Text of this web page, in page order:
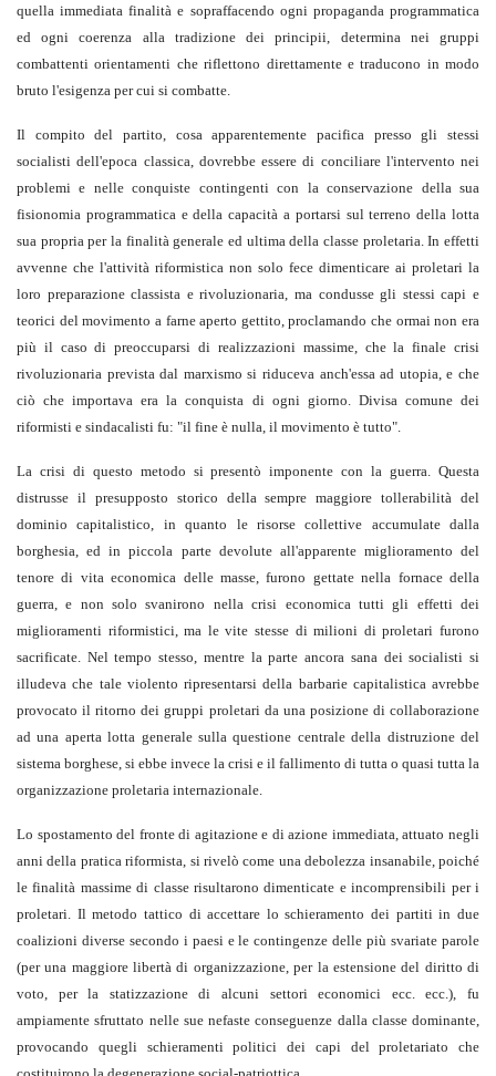
quella immediata finalità e sopraffacendo ogni propaganda programmatica
ed ogni coerenza alla tradizione dei principii, determina nei gruppi
combattenti orientamenti che riflettono direttamente e traducono in modo
bruto l'esigenza per cui si combatte.
Il compito del partito, cosa apparentemente pacifica presso gli stessi
socialisti dell'epoca classica, dovrebbe essere di conciliare l'intervento nei
problemi e nelle conquiste contingenti con la conservazione della sua
fisionomia programmatica e della capacità a portarsi sul terreno della lotta
sua propria per la finalità generale ed ultima della classe proletaria. In effetti
avvenne che l'attività riformistica non solo fece dimenticare ai proletari la
loro preparazione classista e rivoluzionaria, ma condusse gli stessi capi e
teorici del movimento a farne aperto gettito, proclamando che ormai non era
più il caso di preoccuparsi di realizzazioni massime, che la finale crisi
rivoluzionaria prevista dal marxismo si riduceva anch'essa ad utopia, e che
ciò che importava era la conquista di ogni giorno. Divisa comune dei
riformisti e sindacalisti fu: "il fine è nulla, il movimento è tutto".
La crisi di questo metodo si presentò imponente con la guerra. Questa
distrusse il presupposto storico della sempre maggiore tollerabilità del
dominio capitalistico, in quanto le risorse collettive accumulate dalla
borghesia, ed in piccola parte devolute all'apparente miglioramento del
tenore di vita economica delle masse, furono gettate nella fornace della
guerra, e non solo svanirono nella crisi economica tutti gli effetti dei
miglioramenti riformistici, ma le vite stesse di milioni di proletari furono
sacrificate. Nel tempo stesso, mentre la parte ancora sana dei socialisti si
illudeva che tale violento ripresentarsi della barbarie capitalistica avrebbe
provocato il ritorno dei gruppi proletari da una posizione di collaborazione
ad una aperta lotta generale sulla questione centrale della distruzione del
sistema borghese, si ebbe invece la crisi e il fallimento di tutta o quasi tutta la
organizzazione proletaria internazionale.
Lo spostamento del fronte di agitazione e di azione immediata, attuato negli
anni della pratica riformista, si rivelò come una debolezza insanabile, poiché
le finalità massime di classe risultarono dimenticate e incomprensibili per i
proletari. Il metodo tattico di accettare lo schieramento dei partiti in due
coalizioni diverse secondo i paesi e le contingenze delle più svariate parole
(per una maggiore libertà di organizzazione, per la estensione del diritto di
voto, per la statizzazione di alcuni settori economici ecc. ecc.), fu
ampiamente sfruttato nelle sue nefaste conseguenze dalla classe dominante,
provocando quegli schieramenti politici dei capi del proletariato che